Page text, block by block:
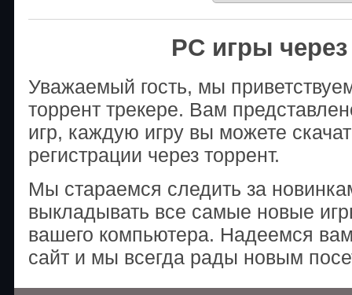
PC игры
Уважаемый гость, мы
торрент трекере. Вам
игр, каждую игру вы можете
регистрации через торрент.
Мы стараемся следить за
выкладывать все самые новые
вашего компьютера. Надеемся
сайт и мы всегда рады новым